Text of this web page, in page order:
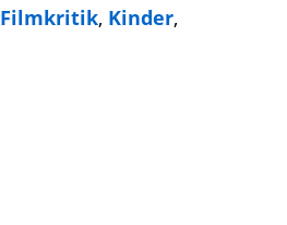
Filmkritik, Kinder,